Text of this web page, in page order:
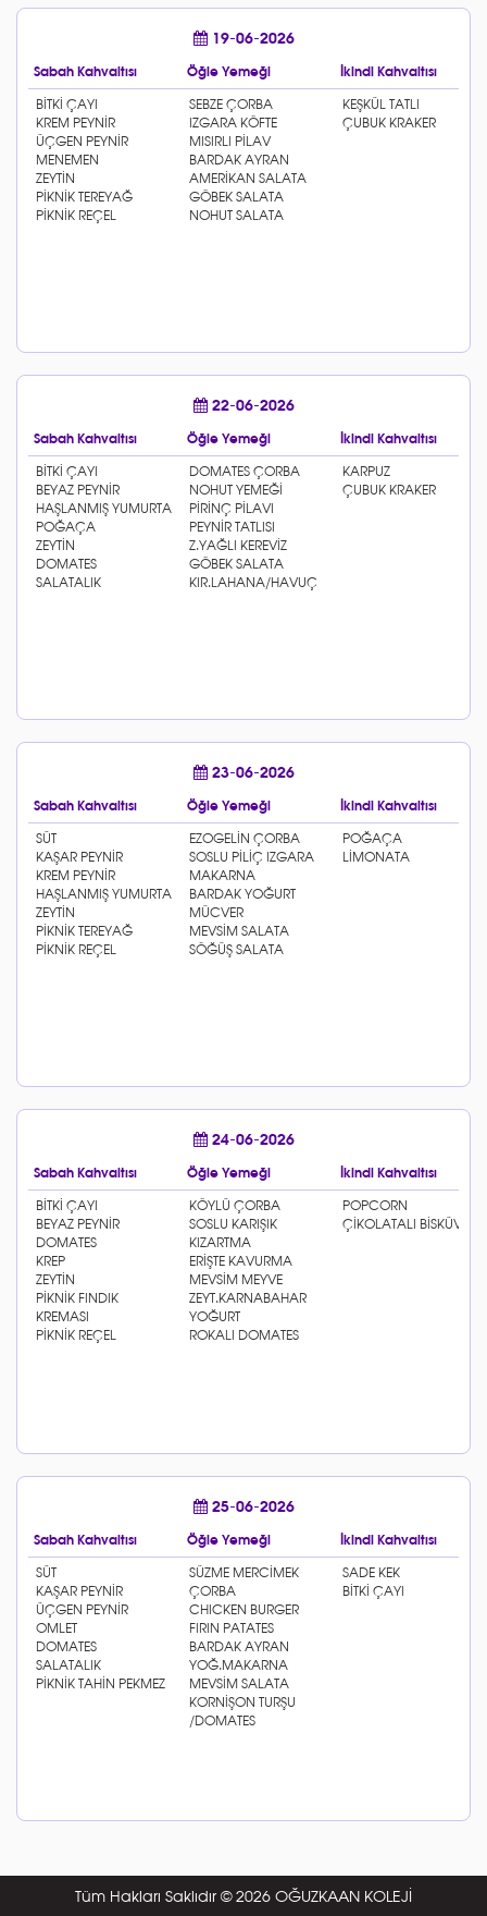
19-06-2026
Sabah Kahvaltısı Öğle Yemeği İkindi Kahvaltısı
22-06-2026
Sabah Kahvaltısı Öğle Yemeği İkindi Kahvaltısı
23-06-2026
Sabah Kahvaltısı Öğle Yemeği İkindi Kahvaltısı
24-06-2026
Sabah Kahvaltısı Öğle Yemeği İkindi Kahvaltısı
25-06-2026
Sabah Kahvaltısı Öğle Yemeği İkindi Kahvaltısı
Tüm Hakları Saklıdır © 2026 OĞUZKAAN KOLEJİ